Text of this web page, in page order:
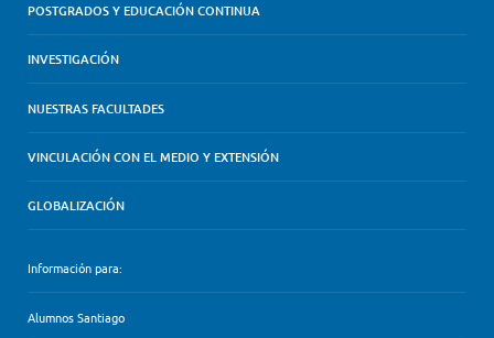
POSTGRADOS Y EDUCACIÓN CONTINUA
INVESTIGACIÓN
NUESTRAS FACULTADES
VINCULACIÓN CON EL MEDIO Y EXTENSIÓN
GLOBALIZACIÓN
Información para:
Alumnos Santiago